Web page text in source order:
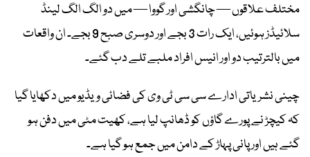
مختلف علاقوں — چانگشی اور گووا — میں دو الگ الگ لینڈ
سلائیڈز ہوئیں، ایک رات 3 بجے اور دوسری صبح 9 بجے۔ ان واقعات
میں بالترتیب دو اور انیس افراد ملبے تلے دب گئے۔
چینی نشریاتی ادارے سی سی ٹی وی کی فضائی ویڈیو میں دکھایا گیا
کہ کیچڑ نے پورے گاؤں کو ڈھانپ لیا ہے، کھیت مٹی میں دفن ہو
گئے ہیں اور پانی پہاڑ کے دامن میں جمع ہو گیا ہے۔